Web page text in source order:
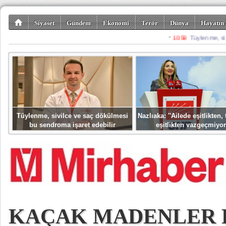
Siyaset Gündem Ekonomi Terör Dünya
Spor Misafir
Tüylenme, sivilce ve saç dökülmesi
bu sendroma işaret edebilir
Nazlıaka: ''Ailede eşitlikten,
eşitlikten
KAÇAK MADENLER